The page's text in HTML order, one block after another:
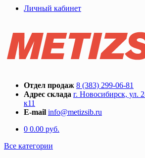
Личный кабинет
Отдел продаж 8 (383) 299-06-81
Адрес склада г. Новосибирск, ул.
к11
E-mail info@metizsib.ru
0 0.00 руб.
Все категории